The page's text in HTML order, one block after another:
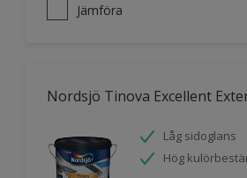
Jämföra
Nordsjö Tinova Excellent
Låg sidoglans
Hög